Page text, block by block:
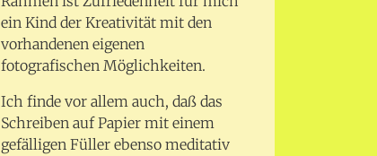
ein Kind der Kreativität mit den
vorhandenen eigenen
fotografischen Möglichkeiten.
Ich finde vor allem auch, daß das
Schreiben auf Papier mit einem
gefälligen Füller ebenso meditativ